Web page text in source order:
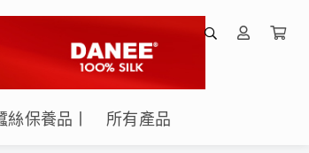
絲保養品丨 所有產品